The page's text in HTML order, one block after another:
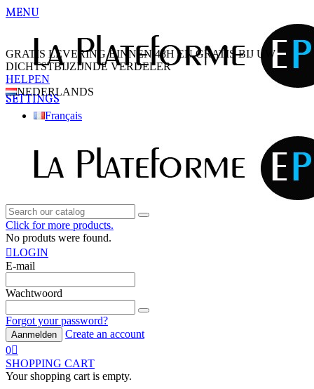
MENU
SETTINGS
GRATIS LEVERING BINNEN 48H EN GRATIS BIJ UW
DICHTSTBIJZIJNDE VERDELER
HELPEN
NEDERLANDS
Français
Click for more products.
No produts were found.
LOGIN
E-mail
Wachtwoord
Forgot your password?
Aanmelden
Create an account
0
SHOPPING CART
Your shopping cart is empty.